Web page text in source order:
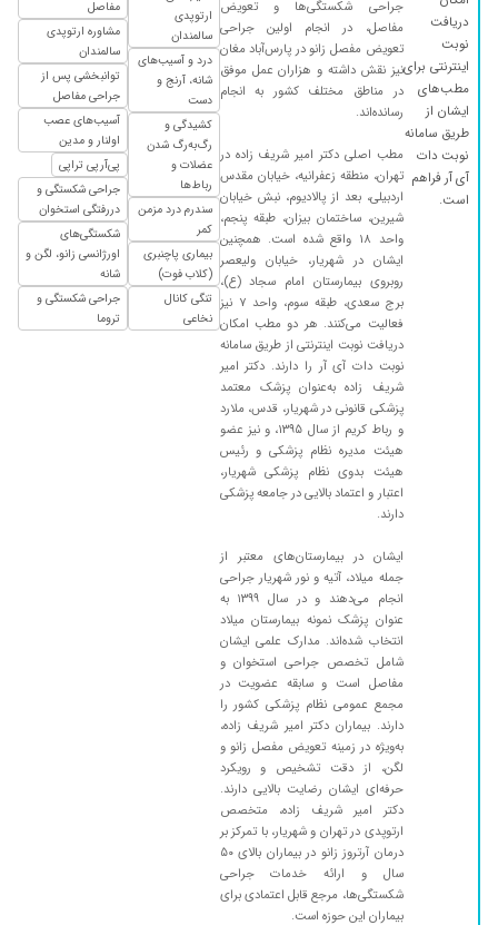
درد زانو ۱۴۰۰/۰۶/۱۴
خیلی خوب و راضیم ۱۴۰۱/۰۹/۳۰
خوب بود ۱۳۹۹/۱۱/۲۸
۱۴۰۰/۰۴/۱۴
آسیب از ناحیه مچ دست کشیدگی رباط ۱۳۹۹/۱۱/۲۹
خیلی عالی ۱۴۰۱/۰۵/۰۳
مادرم عمل زانو داشتن و بسیار راضی ۱۴۰۴/۰۸/۱۱
جراحی خوب ۱۳۹۹/۰۶/۳۱
دردزانوداشتم ۱۴۰۰/۱۰/۱۸
تاندوم ۱۴۰۱/۰۳/۰۱
خیلی عالی خوش برخورد
عمل پاهای مادرم
دیسک کمر داشتم خدارا شکر با دارو های خوب
بهترین نتیجه را داد...ممنونم
زانو درد خداروشکر بهتر شدم
گرفتگی کتف ومچ پا داشتم ،به لطف خدا با وزیت
آقای دکتر شریف زاده خوب شدم .خداوند خیرشان
بدهد
درد زانو داشتم.با تزریق ژل بهتر شدم
درد ارنج و سیاتیک
آقای دکتر عالی هستن ولی مطب خیلی شلوغه مادر
من عمل کردن مشکلی نداره
درمان زانو
دکتر خوبی هستند تشخیص ودرمان خوبی دارن
با یک دوره
بسیار خوب
فوق العاده عالی
خوب بود من پس
جراحی دست عالی هستن
دریافت
نوبت
اینترنتی برای
مطب‌های
ایشان از
طریق سامانه
نوبت دات
آی آر فراهم
است.
جراحی شکستگی‌ها و تعویض
مفاصل، در انجام اولین جراحی
تعویض مفصل زانو در پارس‌آباد مغان
نیز نقش داشته و هزاران عمل موفق
در مناطق مختلف کشور به انجام
رسانده‌اند.
مطب اصلی دکتر امیر شریف زاده در
تهران، منطقه زعفرانیه، خیابان مقدس
اردبیلی، بعد از پالادیوم، نبش خیابان
شیرین، ساختمان بیزان، طبقه پنجم،
واحد ۱۸ واقع شده است. همچنین
ایشان در شهریار، خیابان ولیعصر
روبروی بیمارستان امام سجاد (ع)،
برج سعدی، طبقه سوم، واحد ۷ نیز
فعالیت می‌کنند. هر دو مطب امکان
دریافت نوبت اینترنتی از طریق سامانه
نوبت دات آی آر را دارند. دکتر امیر
شریف زاده به‌عنوان پزشک معتمد
پزشکی قانونی در شهریار، قدس، ملارد
و رباط کریم از سال ۱۳۹۵، و نیز عضو
هیئت مدیره نظام پزشکی و رئیس
هیئت بدوی نظام پزشکی شهریار،
اعتبار و اعتماد بالایی در جامعه پزشکی
دارند.
ایشان در بیمارستان‌های معتبر از
جمله میلاد، آتیه و نور شهریار جراحی
انجام می‌دهند و در سال ۱۳۹۹ به
عنوان پزشک نمونه بیمارستان میلاد
انتخاب شده‌اند. مدارک علمی ایشان
شامل تخصص جراحی استخوان و
مفاصل است و سابقه عضویت در
مجمع عمومی نظام پزشکی کشور را
دارند. بیماران دکتر امیر شریف زاده،
به‌ویژه در زمینه تعویض مفصل زانو و
لگن، از دقت تشخیص و رویکرد
حرفه‌ای ایشان رضایت بالایی دارند.
دکتر امیر شریف زاده، متخصص
ارتوپدی در تهران و شهریار، با تمرکز بر
درمان آرتروز زانو در بیماران بالای ۵۰
سال و ارائه خدمات جراحی
شکستگی‌ها، مرجع قابل اعتمادی برای
بیماران این حوزه است.
ارتوپدی
سالمندان
درد و آسیب‌های
شانه، آرنج و
دست
کشیدگی و
رگ‌به‌رگ شدن
عضلات و
رباط‌ها
سندرم درد مزمن
کمر
بیماری پاچنبری
(کلاب فوت)
تنگی کانال
نخاعی
مفاصل
مشاوره ارتوپدی
سالمندان
توانبخشی پس از
جراحی مفاصل
آسیب‌های عصب
اولنار و مدین
پی‌آر‌پی تراپی
جراحی شکستگی و
دررفتگی استخوان
شکستگی‌های
اورژانسی زانو، لگن و
شانه
جراحی شکستگی و
تروما